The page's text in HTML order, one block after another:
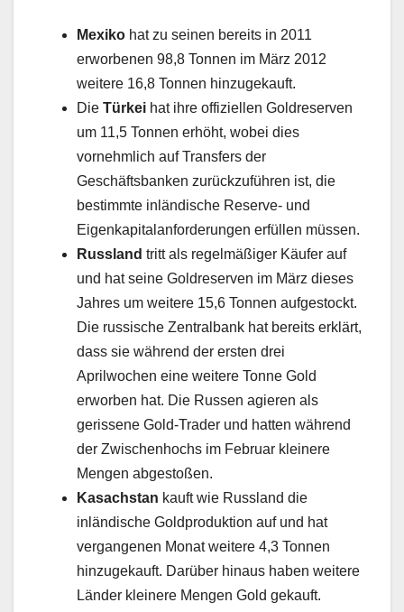
Mexiko hat zu seinen bereits in 2011
erworbenen 98,8 Tonnen im März 2012
weitere 16,8 Tonnen hinzugekauft.
Die Türkei hat ihre offiziellen Goldreserven
um 11,5 Tonnen erhöht, wobei dies
vornehmlich auf Transfers der
Geschäftsbanken zurückzuführen ist, die
bestimmte inländische Reserve- und
Eigenkapitalanforderungen erfüllen müssen.
Russland tritt als regelmäßiger Käufer auf
und hat seine Goldreserven im März dieses
Jahres um weitere 15,6 Tonnen aufgestockt.
Die russische Zentralbank hat bereits erklärt,
dass sie während der ersten drei
Aprilwochen eine weitere Tonne Gold
erworben hat. Die Russen agieren als
gerissene Gold-Trader und hatten während
der Zwischenhochs im Februar kleinere
Mengen abgestoßen.
Kasachstan kauft wie Russland die
inländische Goldproduktion auf und hat
vergangenen Monat weitere 4,3 Tonnen
hinzugekauft. Darüber hinaus haben weitere
Länder kleinere Mengen Gold gekauft.